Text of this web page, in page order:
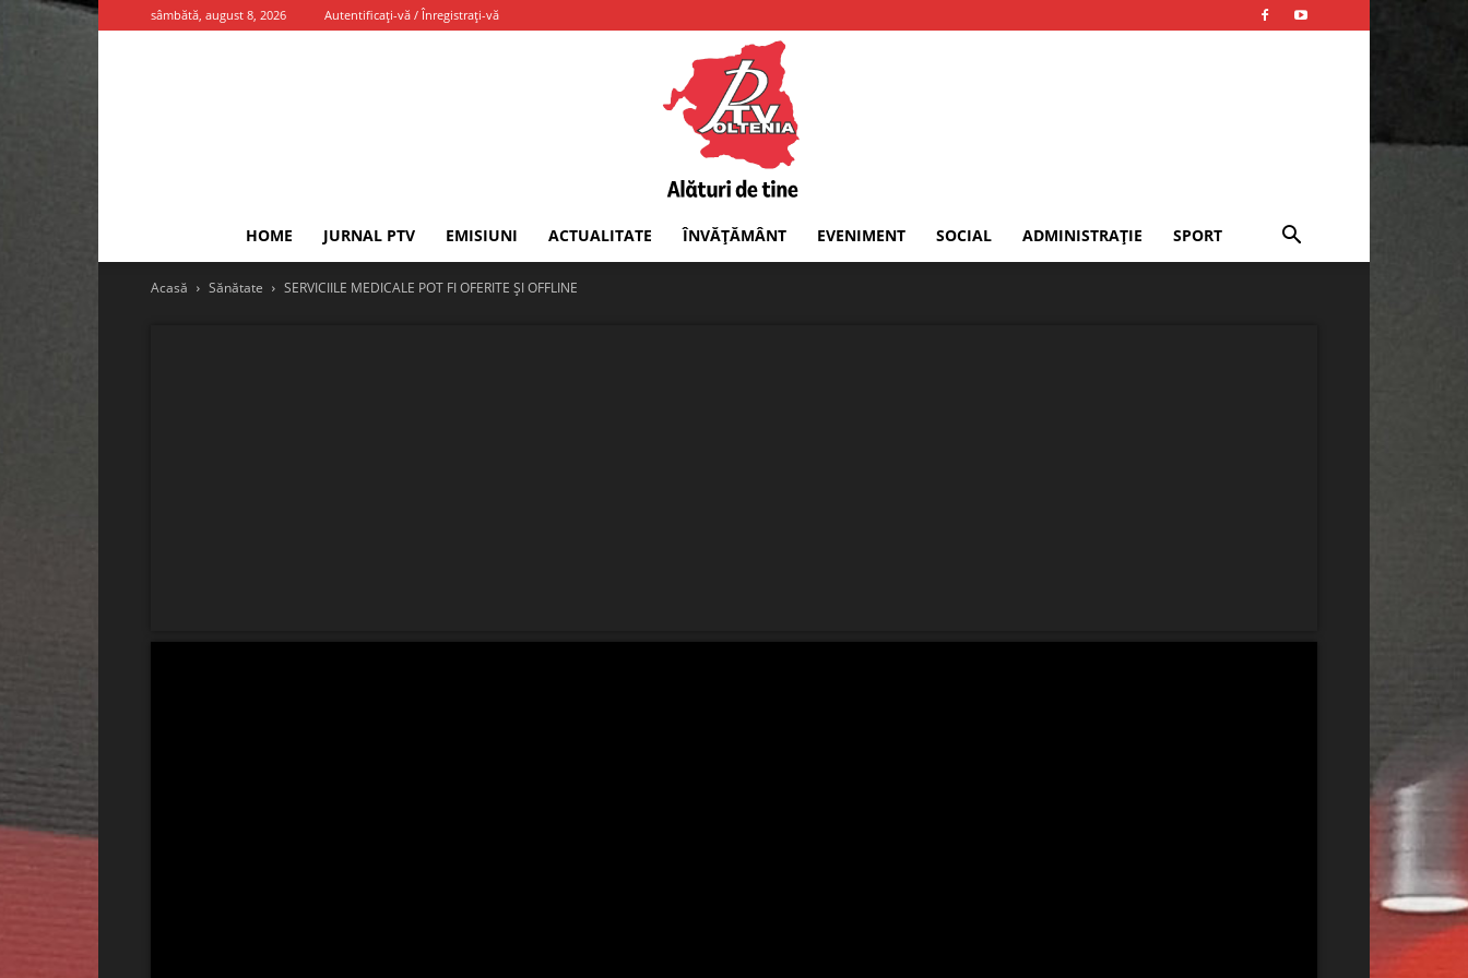
sâmbătă, august 8, 2026 Autentificați-vă / Înregistrați-vă
HOME JURNAL PTV EMISIUNI ACTUALITATE ÎNVĂȚĂMÂNT EVENIMENT SOCIAL ADMINISTRAȚIE SPORT
Acasă Sănătate SERVICIILE MEDICALE POT FI OFERITE ȘI OFFLINE